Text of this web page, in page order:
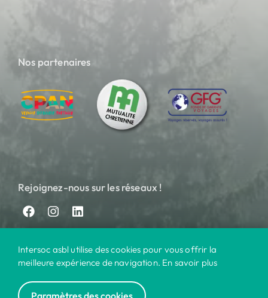
Nos partenaires
Rejoignez-nous sur les réseaux !
© 2024 Intersoc
Intersoc asbl utilise des cookies pour vous offrir la
meilleure expérience de navigation. En savoir plus
Paramètres des cookies